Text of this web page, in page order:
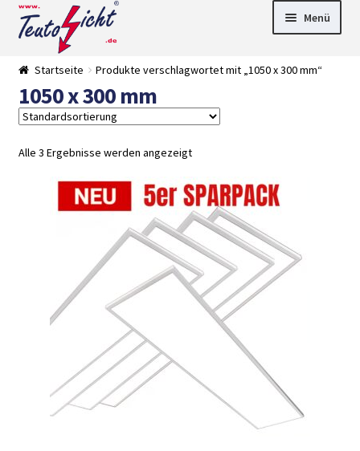
Zur
Navigation
springen
Springe
zum
Menü
►
Leuchtmittel
►
Versandarten
► Zahlarten
Startseite Produkte verschlagwortet mit „1050 x 300 mm“
1050 x 300 mm
Alle 3 Ergebnisse werden angezeigt